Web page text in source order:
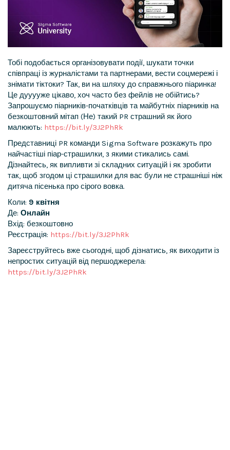
Тобі подобається організовувати події, шукати точки
співпраці із журналістами та партнерами, вести соцмережі і
знімати тіктоки? Так, ви на шляху до справжнього піаринка!
Це дууууже цікаво, хоч часто без фейлів не обійтись?
Запрошуємо піарників-початківців та майбутніх піарників на
безкоштовний мітап (Не) такий PR страшний як його
малюють: https://bit.ly/3J2PhRk
Представниці PR команди Sigma Software розкажуть про
найчастіші піар-страшилки, з якими стикались самі.
Дізнайтесь, як випливти зі складних ситуацій і як зробити
так, щоб згодом ці страшилки для вас були не страшніші ніж
дитяча пісенька про сірого вовка.
Коли: 9 квітня
Де: Онлайн
Вхід: безкоштовно
Реєстрація: https://bit.ly/3J2PhRk
Зареєструйтесь вже сьогодні, щоб дізнатись, як виходити із
непростих ситуацій від першоджерела:
https://bit.ly/3J2PhRk